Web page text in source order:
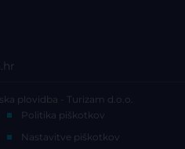
plovidba - Turizam d.o.o.
Politika piškotkov
Nastavitve piškotkov